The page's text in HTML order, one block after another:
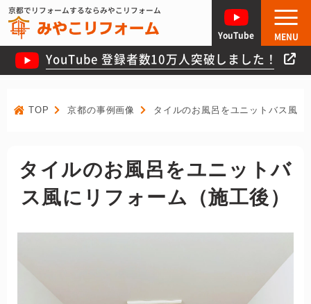
京都でリフォームするならみやこリフォーム
YouTube 登録者数10万人突破しました！
YouTube MENU
TOP 京都の事例画像 タイルのお風呂をユニットバス風
タイルのお風呂をユニットバ
ス風にリフォーム（施工後）